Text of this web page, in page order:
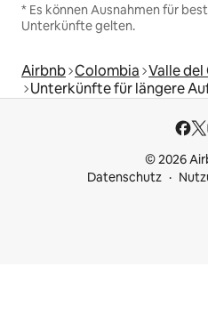
* Es können Ausnahmen für
Unterkünfte gelten.
Airbnb Colombia Valle del
Unterkünfte für längere
© 2026
Datenschutz